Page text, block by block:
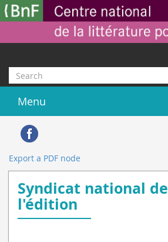
Skip
to
content
Search
Menu
Export a PDF node
Syndicat national de
l'édition
Cookies management panel